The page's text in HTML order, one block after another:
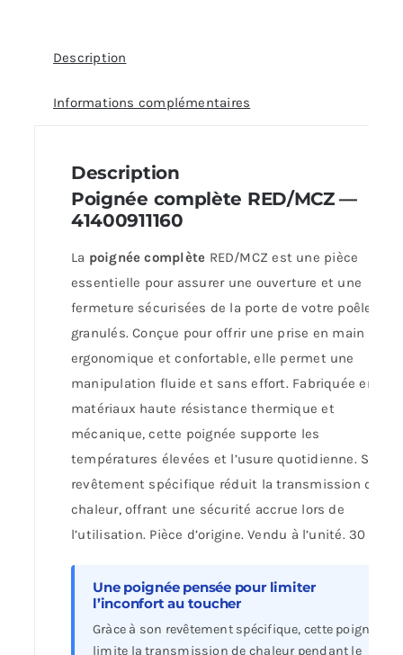
Description
Informations complémentaires
Description
Poignée complète RED/MCZ —
41400911160
La poignée complète RED/MCZ est une pièce
essentielle pour assurer une ouverture et une
fermeture sécurisées de la porte de votre poêle à
granulés. Conçue pour offrir une prise en main
ergonomique et confortable, elle permet une
manipulation fluide et sans effort. Fabriquée en
matériaux haute résistance thermique et
mécanique, cette poignée supporte les
températures élevées et l’usure quotidienne. Son
revêtement spécifique réduit la transmission de
chaleur, offrant une sécurité accrue lors de
l’utilisation. Pièce d’origine. Vendu à l’unité. 30 €.
Une poignée pensée pour limiter
l’inconfort au toucher
Gràce à son revêtement spécifique, cette poignée
limite la transmission de chaleur pendant le